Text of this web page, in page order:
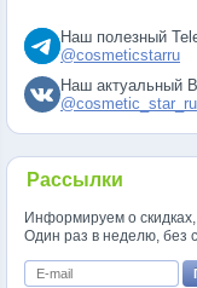
Наш полезный
@cosmeticstarru
Наш актуальный
@cosmetic_star_ru
Рассылки
Информируем о
Один раз в неделю, без